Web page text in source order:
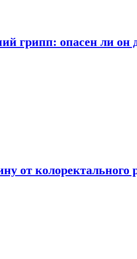
грипп: опасен ли он
от колоректального